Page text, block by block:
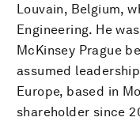
Louvain, Belgium,
Engineering. He
McKinsey Prague
assumed
Europe, based in
shareholder since